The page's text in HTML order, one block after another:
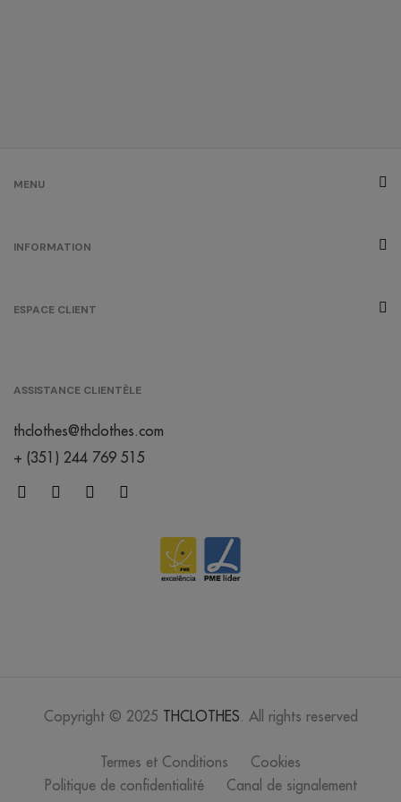
MENU
INFORMATION
ESPACE CLIENT
ASSISTANCE CLIENTÈLE
thclothes@thclothes.com
+ (351) 244 769 515
Copyright © 2025 THCLOTHES. All rights reserved
Termes et Conditions
Cookies
Politique de confidentialité
Canal de signalement